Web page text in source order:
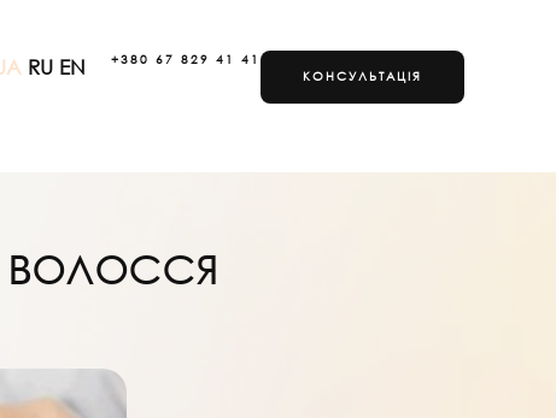
RU EN
+380 67 829 41 41
КОНСУЛЬТАЦІЯ